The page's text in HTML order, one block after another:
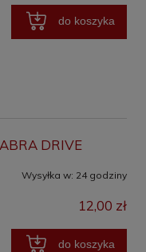
do koszyka
DRIVE
Wysyłka w: 24 godziny
12,00 zł
do koszyka